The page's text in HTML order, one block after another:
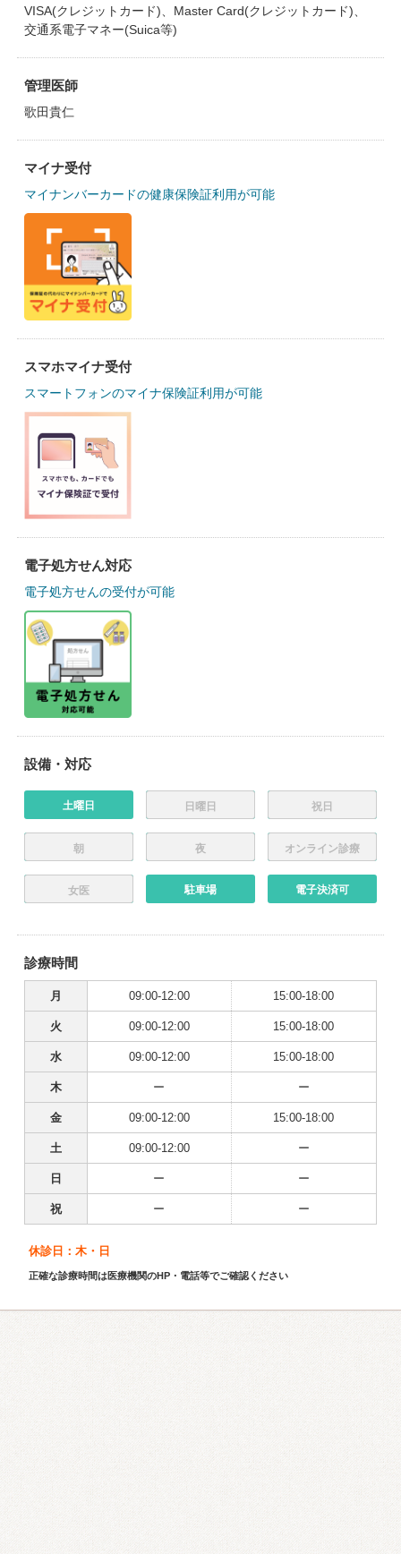
VISA(クレジットカード)、Master Card(クレジットカード)、
交通系電子マネー(Suica等)
管理医師
歌田貴仁
マイナ受付
マイナンバーカードの健康保険証利用が可能
スマホマイナ受付
スマートフォンのマイナ保険証利用が可能
電子処方せん対応
電子処方せんの受付が可能
設備・対応
土曜日 日曜日 祝日
朝 夜 オンライン診療
女医 駐車場 電子決済可
診療時間
月 09:00-12:00 15:00-18:00
火 09:00-12:00 15:00-18:00
水 09:00-12:00 15:00-18:00
木 ー ー
金 09:00-12:00 15:00-18:00
土 09:00-12:00 ー
日 ー ー
祝 ー ー
休診日：木・日
正確な診療時間は医療機関のHP・電話等でご確認ください